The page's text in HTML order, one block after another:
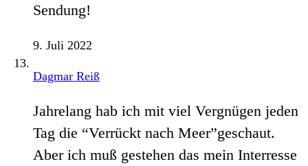
Sendung!
9. Juli 2022
Dagmar Reiß
Jahrelang hab ich mit viel Vergnügen jeden
Tag die “Verrückt nach Meer”geschaut.
Aber ich muß gestehen das mein Interresse